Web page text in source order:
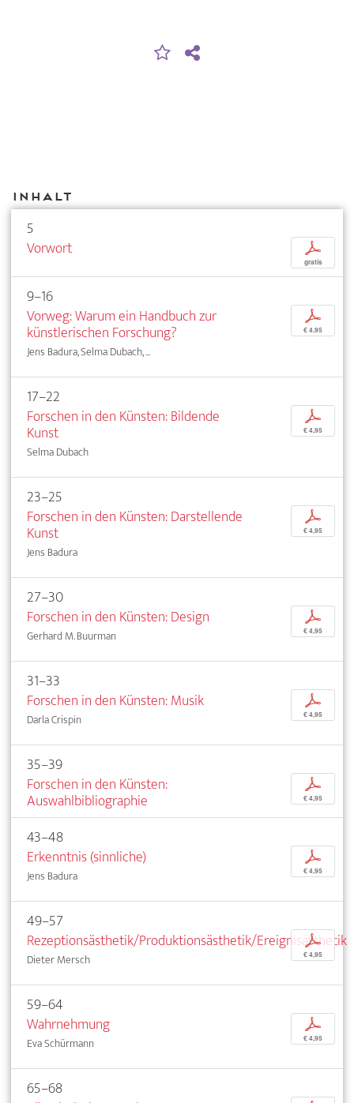
Inhalt
5
Vorwort
p
gratis
9–16
Vorweg: Warum ein Handbuch zur
künstlerischen Forschung?
Jens Badura, Selma Dubach, ...
p
€ 4,95
17–22
Forschen in den Künsten: Bildende
Kunst
Selma Dubach
p
€ 4,95
23–25
Forschen in den Künsten: Darstellende
Kunst
Jens Badura
p
€ 4,95
27–30
Forschen in den Künsten: Design
Gerhard M. Buurman
p
€ 4,95
31–33
Forschen in den Künsten: Musik
Darla Crispin
p
€ 4,95
35–39
Forschen in den Künsten:
Auswahlbibliographie
p
€ 4,95
43–48
Erkenntnis (sinnliche)
Jens Badura
p
€ 4,95
49–57
Rezeptionsästhetik/Produktionsästhetik/Ereignisästhetik
Dieter Mersch
p
€ 4,95
59–64
Wahrnehmung
Eva Schürmann
p
€ 4,95
65–68